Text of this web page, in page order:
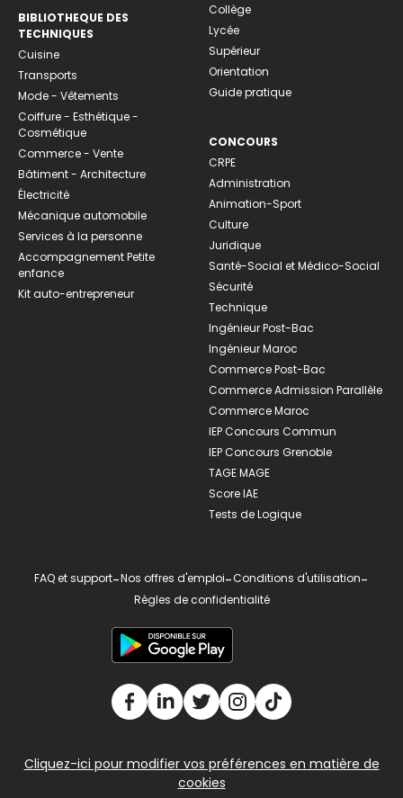
BIBLIOTHEQUE DES
TECHNIQUES
Cuisine
Transports
Mode - Vêtements
Coiffure - Esthétique -
Cosmétique
Commerce - Vente
Bâtiment - Architecture
Électricité
Mécanique automobile
Services à la personne
Accompagnement Petite
enfance
Kit auto-entrepreneur
Collège
Lycée
Supérieur
Orientation
Guide pratique
CONCOURS
CRPE
Administration
Animation-Sport
Culture
Juridique
Santé-Social et Médico-Social
Sécurité
Technique
Ingénieur Post-Bac
Ingénieur Maroc
Commerce Post-Bac
Commerce Admission Parallèle
Commerce Maroc
IEP Concours Commun
IEP Concours Grenoble
TAGE MAGE
Score IAE
Tests de Logique
FAQ et support-Nos offres d'emploi-Conditions d'utilisation-
Règles de confidentialité
Cliquez-ici pour modifier vos préférences en matière de
cookies